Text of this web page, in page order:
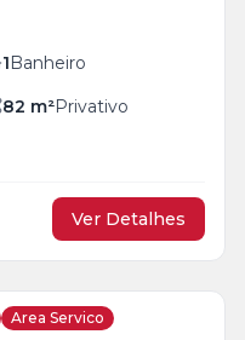
1Banheiro
82 m²Privativo
Ver Detalhes
Area Servico